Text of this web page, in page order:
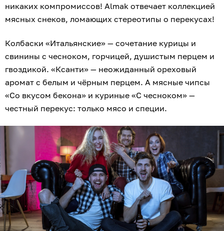
никаких компромиссов! Almak отвечает коллекцией
мясных снеков, ломающих стереотипы о перекусах!
Колбаски «Итальянские» — сочетание курицы и
свинины с чесноком, горчицей, душистым перцем и
гвоздикой. «Ксанти» — неожиданный ореховый
аромат с белым и чёрным перцем. А мясные чипсы
«Со вкусом бекона» и куриные «С чесноком» —
честный перекус: только мясо и специи.